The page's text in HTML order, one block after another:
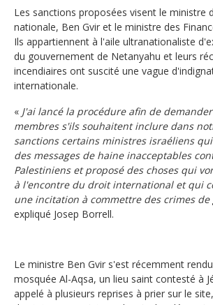
Les sanctions proposées visent le ministre
nationale, Ben Gvir et le ministre des
Ils appartiennent à l'aile ultranationaliste
du gouvernement de Netanyahu et leurs
incendiaires ont suscité une vague
internationale.
« J'ai lancé la procédure afin de
membres s'ils souhaitent inclure dans
sanctions certains ministres israéliens
des messages de haine inacceptables
Palestiniens et proposé des choses qui
à l'encontre du droit international et qui
une incitation à commettre des crimes de
expliqué Josep Borrell.
Le ministre Ben Gvir s'est récemment
mosquée Al-Aqsa, un lieu saint contesté à
appelé à plusieurs reprises à prier sur le